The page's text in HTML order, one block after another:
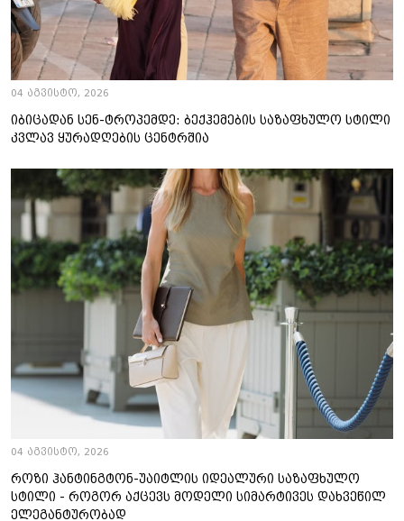
04 აგვისტო, 2026
იბიცადან სენ-ტროპემდე: ბექჰემების საზაფხულო სტილი
კვლავ ყურადღების ცენტრშია
04 აგვისტო, 2026
როზი ჰანტინგტონ-უაიტლის იდეალური საზაფხულო
სტილი - როგორ აქცევს მოდელი სიმარტივეს დახვეწილ
ელეგანტურობად